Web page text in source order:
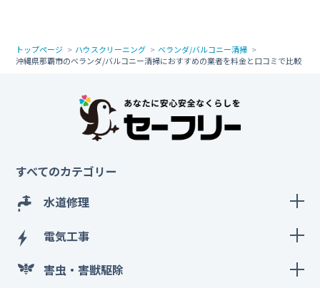
トップページ ハウスクリーニング
ベランダ/バルコニー清掃
沖縄県那覇市のベランダ/バルコニー清掃におすすめの業者を料金と口コミで比較
すべてのカテゴリー
水道修理
電気工事
害虫・害獣駆除